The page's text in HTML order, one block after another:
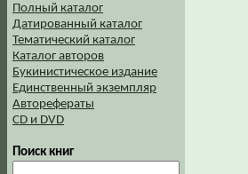
Полный каталог
Датированный каталог
Тематический каталог
Каталог авторов
Букинистическое издание
Единственный экземпляр
Авторефераты
CD и DVD
Поиск книг